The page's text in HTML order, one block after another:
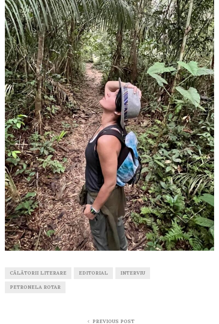
CĂLĂTORII LITERARE EDITORIAL INTERVIU
PETRONELA ROTAR
PREVIOUS POST